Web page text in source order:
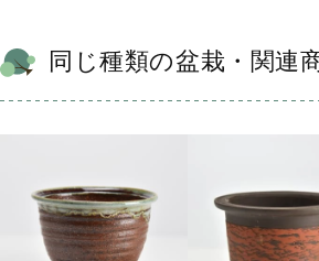
同じ種類の盆栽・関連